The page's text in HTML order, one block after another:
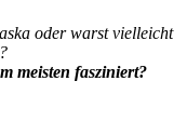
oder warst vielleicht
meisten fasziniert?